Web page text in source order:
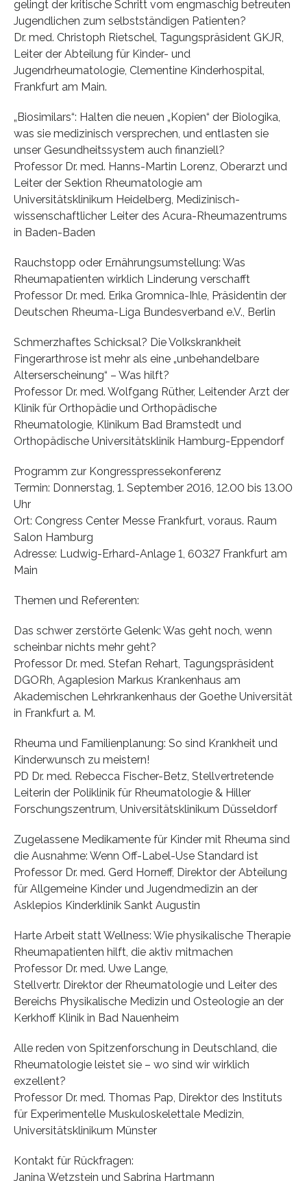
gelingt der kritische Schritt vom engmaschig betreuten
Jugendlichen zum selbstständigen Patienten?
Dr. med. Christoph Rietschel, Tagungspräsident GKJR,
Leiter der Abteilung für Kinder- und
Jugendrheumatologie, Clementine Kinderhospital,
Frankfurt am Main.
„Biosimilars“: Halten die neuen „Kopien“ der Biologika,
was sie medizinisch versprechen, und entlasten sie
unser Gesundheitssystem auch finanziell?
Professor Dr. med. Hanns-Martin Lorenz, Oberarzt und
Leiter der Sektion Rheumatologie am
Universitätsklinikum Heidelberg, Medizinisch-
wissenschaftlicher Leiter des Acura-Rheumazentrums
in Baden-Baden
Rauchstopp oder Ernährungsumstellung: Was
Rheumapatienten wirklich Linderung verschafft
Professor Dr. med. Erika Gromnica-Ihle, Präsidentin der
Deutschen Rheuma-Liga Bundesverband e.V., Berlin
Schmerzhaftes Schicksal? Die Volkskrankheit
Fingerarthrose ist mehr als eine „unbehandelbare
Alterserscheinung“ – Was hilft?
Professor Dr. med. Wolfgang Rüther, Leitender Arzt der
Klinik für Orthopädie und Orthopädische
Rheumatologie, Klinikum Bad Bramstedt und
Orthopädische Universitätsklinik Hamburg-Eppendorf
Programm zur Kongresspressekonferenz
Termin: Donnerstag, 1. September 2016, 12.00 bis 13.00
Uhr
Ort: Congress Center Messe Frankfurt, voraus. Raum
Salon Hamburg
Adresse: Ludwig-Erhard-Anlage 1, 60327 Frankfurt am
Main
Themen und Referenten:
Das schwer zerstörte Gelenk: Was geht noch, wenn
scheinbar nichts mehr geht?
Professor Dr. med. Stefan Rehart, Tagungspräsident
DGORh, Agaplesion Markus Krankenhaus am
Akademischen Lehrkrankenhaus der Goethe Universität
in Frankfurt a. M.
Rheuma und Familienplanung: So sind Krankheit und
Kinderwunsch zu meistern!
PD Dr. med. Rebecca Fischer-Betz, Stellvertretende
Leiterin der Poliklinik für Rheumatologie & Hiller
Forschungszentrum, Universitätsklinikum Düsseldorf
Zugelassene Medikamente für Kinder mit Rheuma sind
die Ausnahme: Wenn Off-Label-Use Standard ist
Professor Dr. med. Gerd Horneff, Direktor der Abteilung
für Allgemeine Kinder und Jugendmedizin an der
Asklepios Kinderklinik Sankt Augustin
Harte Arbeit statt Wellness: Wie physikalische Therapie
Rheumapatienten hilft, die aktiv mitmachen
Professor Dr. med. Uwe Lange,
Stellvertr. Direktor der Rheumatologie und Leiter des
Bereichs Physikalische Medizin und Osteologie an der
Kerkhoff Klinik in Bad Nauenheim
Alle reden von Spitzenforschung in Deutschland, die
Rheumatologie leistet sie – wo sind wir wirklich
exzellent?
Professor Dr. med. Thomas Pap, Direktor des Instituts
für Experimentelle Muskuloskelettale Medizin,
Universitätsklinikum Münster
Kontakt für Rückfragen:
Janina Wetzstein und Sabrina Hartmann